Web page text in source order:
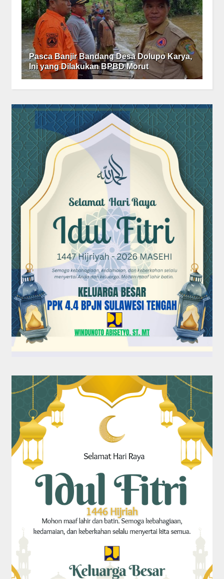
Pasca Banjir Bandang Desa Dolupo Karya,
Ini yang Dilakukan BPBD Morut